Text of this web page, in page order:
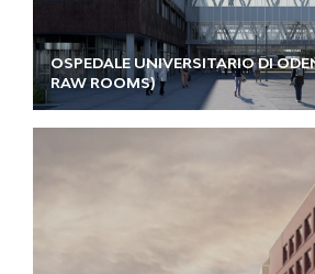
OSPEDALE UNIVERSITARIO DI
RAW ROOMS)